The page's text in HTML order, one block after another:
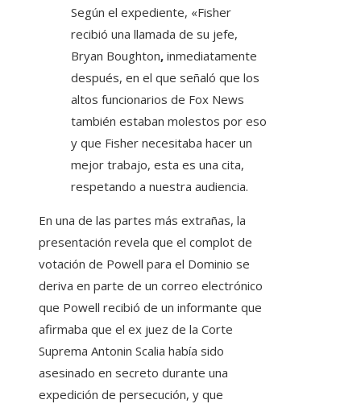
Según el expediente, «Fisher
recibió una llamada de su jefe,
Bryan Boughton, inmediatamente
después, en el que señaló que los
altos funcionarios de Fox News
también estaban molestos por eso
y que Fisher necesitaba hacer un
mejor trabajo, esta es una cita,
respetando a nuestra audiencia.
En una de las partes más extrañas, la
presentación revela que el complot de
votación de Powell para el Dominio se
deriva en parte de un correo electrónico
que Powell recibió de un informante que
afirmaba que el ex juez de la Corte
Suprema Antonin Scalia había sido
asesinado en secreto durante una
expedición de persecución, y que